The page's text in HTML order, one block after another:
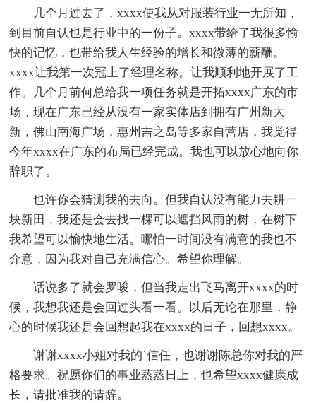
几个月过去了，xxxx使我从对服装行业一无所知，
到目前自认也是行业中的一份子。xxxx带给了我很多愉
快的记忆，也带给我人生经验的增长和微薄的薪酬。
xxxx让我第一次冠上了经理名称。让我顺利地开展了工
作。几个月前何总给我一项任务就是开拓xxxx广东的市
场，现在广东已经从没有一家实体店到拥有广州新大
新，佛山南海广场，惠州吉之岛等多家自营店，我觉得
今年xxxx在广东的布局已经完成。我也可以放心地向你
辞职了。
也许你会猜测我的去向。但我自认没有能力去耕一
块新田，我还是会去找一棵可以遮挡风雨的树，在树下
我希望可以愉快地生活。哪怕一时间没有满意的我也不
介意，因为我对自己充满信心。希望你理解。
话说多了就会罗唆，但当我走出飞马离开xxxx的时
候，我想我还是会回过头看一看。以后无论在那里，静
心的时候我还是会回想起我在xxxx的日子，回想xxxx。
谢谢xxxx小姐对我的`信任，也谢谢陈总你对我的严
格要求。祝愿你们的事业蒸蒸日上，也希望xxxx健康成
长，请批准我的请辞。